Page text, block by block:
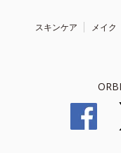
スキンケア メイク